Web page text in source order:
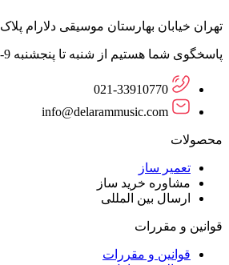
تهران خیابان بهارستان موسیقی دلارام پلاک 66
پاسخگوی شما هستیم از شنبه تا پنجشنبه 9-19
021-33910770
info@delarammusic.com
محصولات
تعمیر ساز
مشاوره خرید ساز
ارسال بین المللی
قوانین و مقررات
قوانین و مقررات